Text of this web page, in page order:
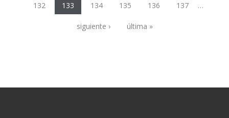
132 133 134 135 136 137 …
siguiente › última »